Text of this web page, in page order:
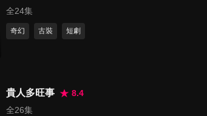
分鐘
46 分鐘
全24集
奇幻 古裝 短劇
貴人多旺事
8.4
全26集